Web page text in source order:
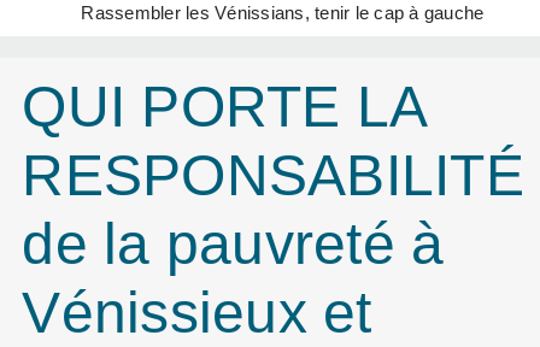
Rassembler les Vénissians, tenir le cap à gauche
QUI PORTE LA
RESPONSABILITÉ
de la pauvreté à
Vénissieux et